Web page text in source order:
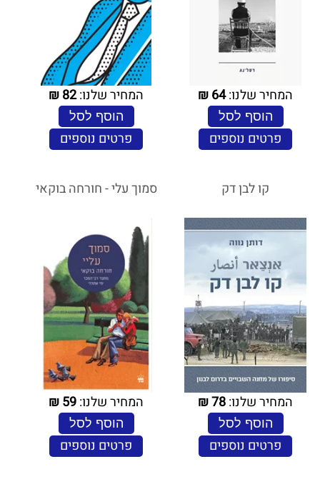
המחיר שלנו:64
₪
הוסף לסל
פרטים נוספים
המחיר שלנו:82
₪
הוסף לסל
פרטים נוספים
קו לבן דק
המחיר שלנו:78
₪
הוסף לסל
פרטים נוספים
סמוך עלי - חורחה בוקאי
המחיר שלנו:59
₪
הוסף לסל
פרטים נוספים